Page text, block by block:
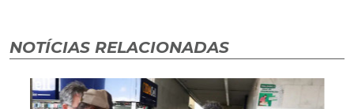
NOTÍCIAS RELACIONADAS